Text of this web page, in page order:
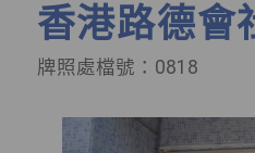
香港路德會
牌照處檔號：0818